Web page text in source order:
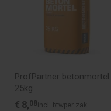
ProfPartner betonmortel
25kg
€ 8,08 incl. btwper zak